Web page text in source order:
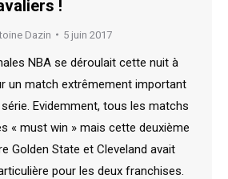
!
Dazin 5 juin 2017
NBA se déroulait cette nuit à
un match extrêmement important
Evidemment, tous les matchs
« must win » mais cette deuxième
Golden State et Cleveland avait
pour les deux franchises.